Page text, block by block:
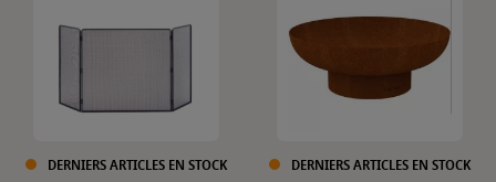
DERNIERS ARTICLES EN STOCK DERNIERS ARTICLES EN STOCK